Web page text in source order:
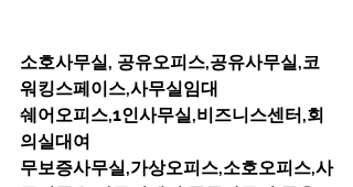
소호사무실, 공유오피스,공유사무실,코
워킹스페이스,사무실임대
쉐어오피스,1인사무실,비즈니스센터,회
의실대여
무보증사무실,가상오피스,소호오피스,사